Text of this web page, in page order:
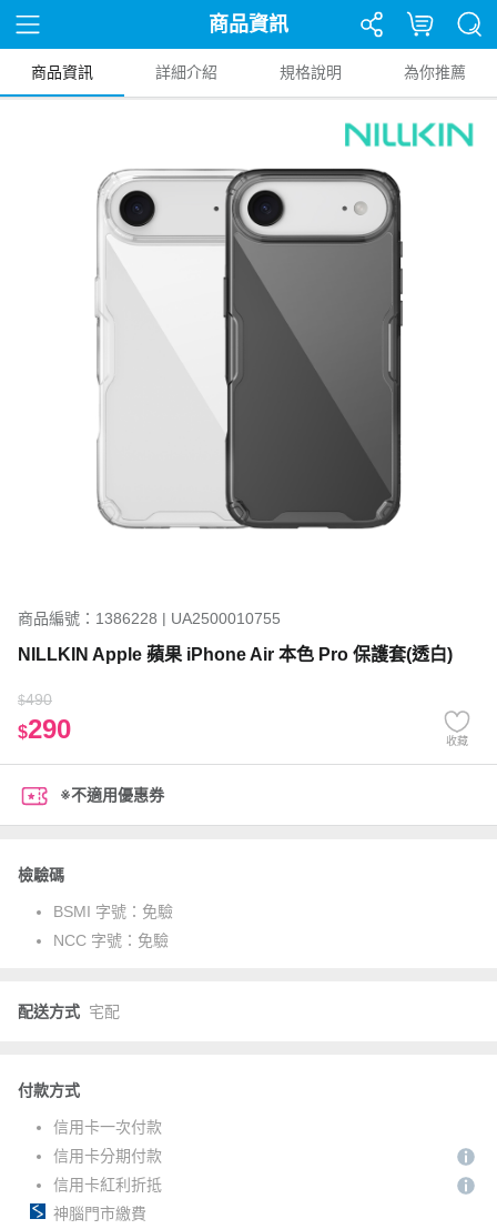
商品資訊
商品資訊 詳細介紹 規格說明 為你推薦
商品編號：1386228 | UA2500010755
NILLKIN Apple 蘋果 iPhone Air 本色 Pro 保護套(透白)
$490
$290 收藏
※不適用優惠券
檢驗碼
BSMI 字號： 免驗
NCC 字號： 免驗
配送方式 宅配
付款方式
信用卡一次付款
信用卡分期付款
信用卡紅利折抵
神腦門市繳費